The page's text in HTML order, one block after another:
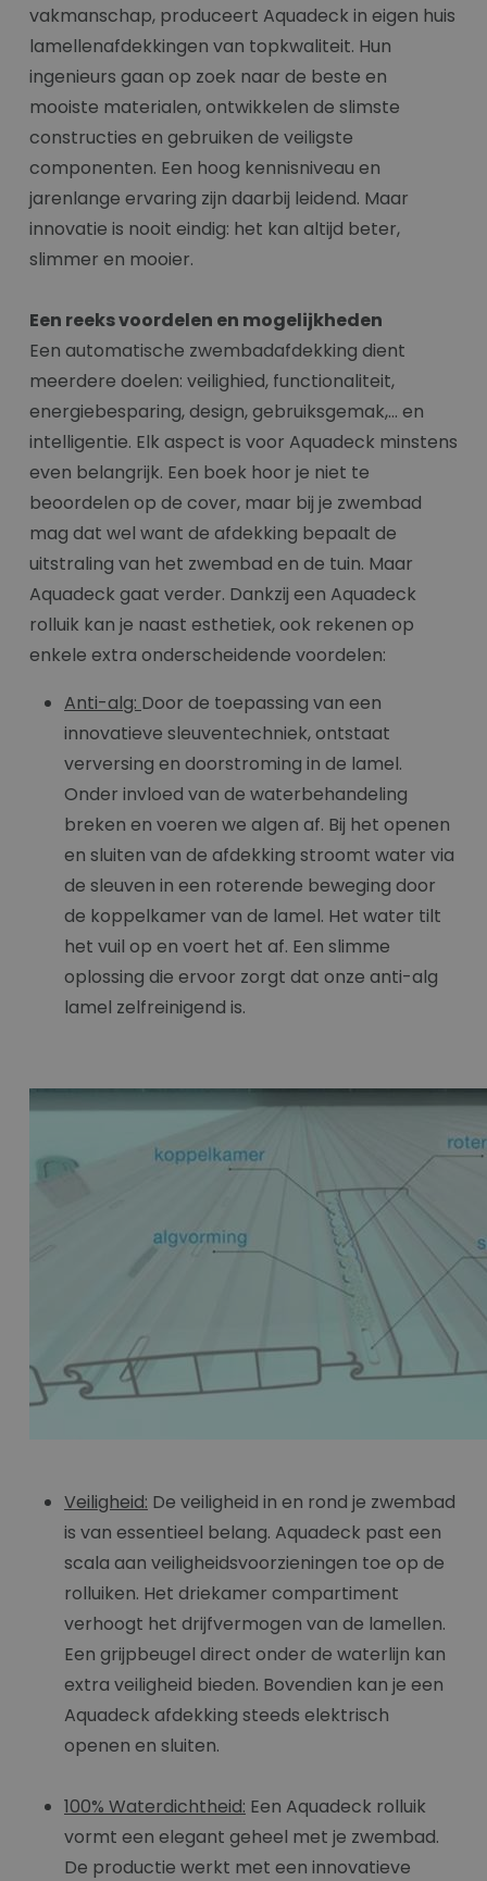
vakmanschap, produceert Aquadeck in eigen huis
lamellenafdekkingen van topkwaliteit. Hun
ingenieurs gaan op zoek naar de beste en
mooiste materialen, ontwikkelen de slimste
constructies en gebruiken de veiligste
componenten. Een hoog kennisniveau en
jarenlange ervaring zijn daarbij leidend. Maar
innovatie is nooit eindig: het kan altijd beter,
slimmer en mooier.
Een reeks voordelen en mogelijkheden
Een automatische zwembadafdekking dient
meerdere doelen: veilighied, functionaliteit,
energiebesparing, design, gebruiksgemak,... en
intelligentie. Elk aspect is voor Aquadeck minstens
even belangrijk. Een boek hoor je niet te
beoordelen op de cover, maar bij je zwembad
mag dat wel want de afdekking bepaalt de
uitstraling van het zwembad en de tuin. Maar
Aquadeck gaat verder. Dankzij een Aquadeck
rolluik kan je naast esthetiek, ook rekenen op
enkele extra onderscheidende voordelen:
Anti-alg: Door de toepassing van een
innovatieve sleuventechniek, ontstaat
verversing en doorstroming in de lamel.
Onder invloed van de waterbehandeling
breken en voeren we algen af. Bij het openen
en sluiten van de afdekking stroomt water via
de sleuven in een roterende beweging door
de koppelkamer van de lamel. Het water tilt
het vuil op en voert het af. Een slimme
oplossing die ervoor zorgt dat onze anti-alg
lamel zelfreinigend is.
Veiligheid: De veiligheid in en rond je zwembad
is van essentieel belang. Aquadeck past een
scala aan veiligheidsvoorzieningen toe op de
rolluiken. Het driekamer compartiment
verhoogt het drijfvermogen van de lamellen.
Een grijpbeugel direct onder de waterlijn kan
extra veiligheid bieden. Bovendien kan je een
Aquadeck afdekking steeds elektrisch
openen en sluiten.
100% Waterdichtheid: Een Aquadeck rolluik
vormt een elegant geheel met je zwembad.
De productie werkt met een innovatieve